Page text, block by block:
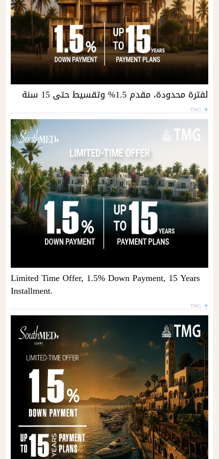
لفترة محدودة، مقدم 1.5% وتقسيط حتى 15 سنة
TMG
Limited Time Offer, 1.5% Down Payment, 15 Years
Installment.
TMG